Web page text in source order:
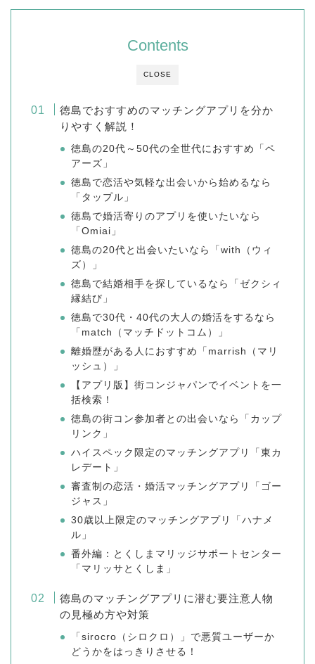
CLOSE
Contents
徳島でおすすめのマッチングアプリを分か
りやすく解説！
徳島の20代～50代の全世代におすすめ「ペ
アーズ」
徳島で恋活や気軽な出会いから始めるなら
「タップル」
徳島で婚活寄りのアプリを使いたいなら
「Omiai」
徳島の20代と出会いたいなら「with（ウィ
ズ）」
徳島で結婚相手を探しているなら「ゼクシィ
縁結び」
徳島で30代・40代の大人の婚活をするなら
「match（マッチドットコム）」
離婚歴がある人におすすめ「marrish（マリ
ッシュ）」
【アプリ版】街コンジャパンでイベントを一
括検索！
徳島の街コン参加者との出会いなら「カップ
リンク」
ハイスペック限定のマッチングアプリ「東カ
レデート」
審査制の恋活・婚活マッチングアプリ「ゴー
ジャス」
30歳以上限定のマッチングアプリ「ハナメ
ル」
番外編：とくしまマリッジサポートセンター
「マリッサとくしま」
徳島のマッチングアプリに潜む要注意人物
の見極め方や対策
「sirocro（シロクロ）」で悪質ユーザーか
どうかをはっきりさせる！